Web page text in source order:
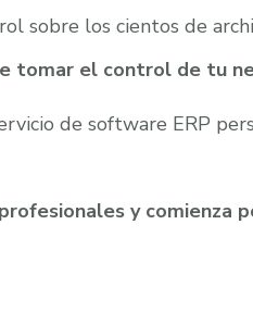
sobre los cientos de
tomar el control de tu
de software ERP
y comienza